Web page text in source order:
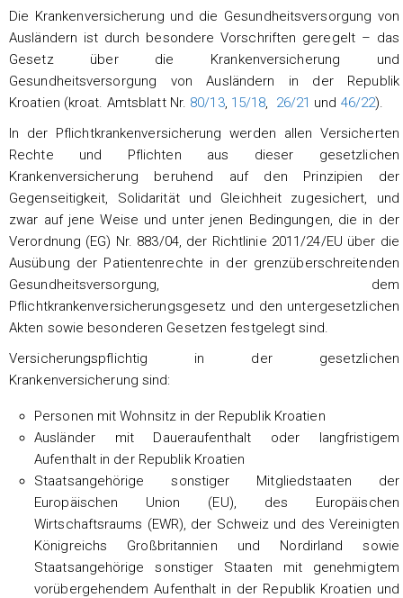
Die Krankenversicherung und die Gesundheitsversorgung von
Ausländern ist durch besondere Vorschriften geregelt – das
Gesetz über die Krankenversicherung und
Gesundheitsversorgung von Ausländern in der Republik
Kroatien (kroat. Amtsblatt Nr. 80/13, 15/18, 26/21 und 46/22).
In der Pflichtkrankenversicherung werden allen Versicherten
Rechte und Pflichten aus dieser gesetzlichen
Krankenversicherung beruhend auf den Prinzipien der
Gegenseitigkeit, Solidarität und Gleichheit zugesichert, und
zwar auf jene Weise und unter jenen Bedingungen, die in der
Verordnung (EG) Nr. 883/04, der Richtlinie 2011/24/EU über die
Ausübung der Patientenrechte in der grenzüberschreitenden
Gesundheitsversorgung, dem
Pflichtkrankenversicherungsgesetz und den untergesetzlichen
Akten sowie besonderen Gesetzen festgelegt sind.
Versicherungspflichtig in der gesetzlichen
Krankenversicherung sind:
Personen mit Wohnsitz in der Republik Kroatien
Ausländer mit Daueraufenthalt oder langfristigem
Aufenthalt in der Republik Kroatien
Staatsangehörige sonstiger Mitgliedstaaten der
Europäischen Union (EU), des Europäischen
Wirtschaftsraums (EWR), der Schweiz und des Vereinigten
Königreichs Großbritannien und Nordirland sowie
Staatsangehörige sonstiger Staaten mit genehmigtem
vorübergehendem Aufenthalt in der Republik Kroatien und